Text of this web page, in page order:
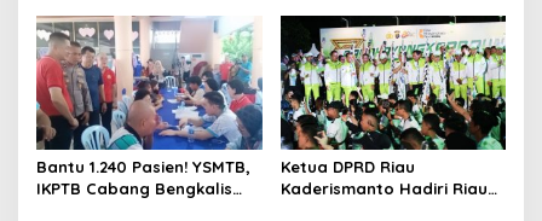
sebagai Dewan Juri
Gelar “Polisi Sahabat Anak”
di SD IT Al-Fatih Duri
Bantu 1.240 Pasien! YSMTB,
IKPTB Cabang Bengkalis
Ketua DPRD Riau
Kaderismanto Hadiri Riau